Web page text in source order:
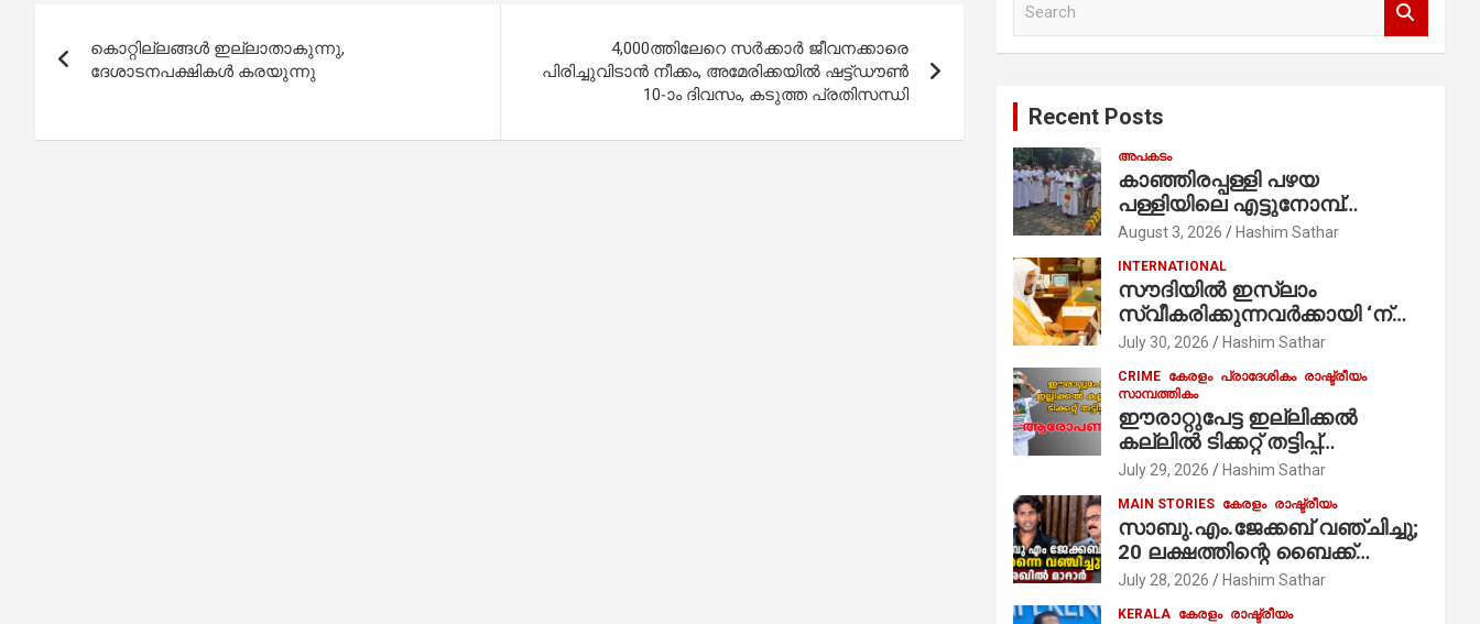
navigation
കൊറ്റില്ലങ്ങൾ ഇല്ലാതാകുന്നു,
ദേശാടനപക്ഷികൾ കരയുന്നു
4,000ത്തിലേറെ സർക്കാർ ജീവനക്കാരെ
പിരിച്ചുവിടാന്‍ നീക്കം, അമേരിക്കയിൽ ഷട്ട്ഡൗണ്‍
10-ാം ദിവസം, കടുത്ത പ്രതിസന്ധി
Recent Posts
അപകടം
കാഞ്ഞിരപ്പള്ളി പഴയ
പള്ളിയിലെ എട്ടുനോമ്പ്
ആചരണത്തിന്റെ ഭാഗമായുള്ള
ആർച്ച് പ്രീസ്റ്റ് വെരി. റവ.ഫാ.
കുര്യൻ താമരശ്ശേരി
നിർവഹിക്കുന്നു.
August 3, 2026 Hashim Sathar
INTERNATIONAL
സൗദിയില്‍ ഇസ്‌ലാം
സ്വീകരിക്കുന്നവര്‍ക്കായി ‘ന്യൂ
മുസ്ലിം’ ഡിജിറ്റല്‍ കാര്‍ഡ്
സേവനം ആരംഭിച്ചു
July 30, 2026 Hashim Sathar
CRIME കേരളം പ്രാദേശികം രാഷ്ട്രീയം
സാമ്പത്തികം
ഈരാറ്റുപേട്ട ഇല്ലിക്കൽ
കല്ലിൽ ടിക്കറ്റ് തട്ടിപ്പ്
ആരോപണം;
July 29, 2026 Hashim Sathar
MAIN STORIES കേരളം രാഷ്ട്രീയം
സാബു.എം.ജേക്കബ് വഞ്ചിച്ചു;
20 ലക്ഷത്തിന്റെ ബൈക്ക്
വിറ്റാണ് തൃക്കാക്കരയില്‍
മത്സരിച്ചത്! പ്രചാരണത്തിന്
July 28, 2026 Hashim Sathar
KERALA കേരളം രാഷ്ട്രീയം